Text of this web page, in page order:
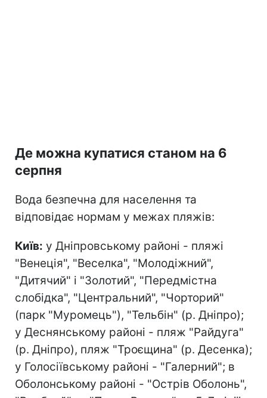
Де можна купатися станом на 6
серпня
Вода безпечна для населення та
відповідає нормам у межах пляжів:
Київ: у Дніпровському районі - пляжі
"Венеція", "Веселка", "Молодіжний",
"Дитячий" і "Золотий", "Передмістна
слобідка", "Центральний", "Чорторий"
(парк "Муромець"), "Тельбін" (р. Дніпро);
у Деснянському районі - пляж "Райдуга"
(р. Дніпро), пляж "Троєщина" (р. Десенка);
у Голосіївському районі - "Галерний"; в
Оболонському районі - "Острів Оболонь",